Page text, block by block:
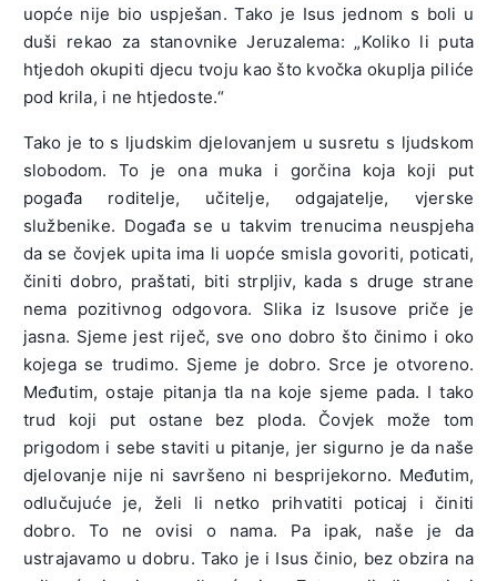
uopće nije bio uspješan. Tako je Isus jednom s boli u
duši rekao za stanovnike Jeruzalema: „Koliko li puta
htjedoh okupiti djecu tvoju kao što kvočka okuplja piliće
pod krila, i ne htjedoste.“
Tako je to s ljudskim djelovanjem u susretu s ljudskom
slobodom. To je ona muka i gorčina koja koji put
pogađa roditelje, učitelje, odgajatelje, vjerske
službenike. Događa se u takvim trenucima neuspjeha
da se čovjek upita ima li uopće smisla govoriti, poticati,
činiti dobro, praštati, biti strpljiv, kada s druge strane
nema pozitivnog odgovora. Slika iz Isusove priče je
jasna. Sjeme jest riječ, sve ono dobro što činimo i oko
kojega se trudimo. Sjeme je dobro. Srce je otvoreno.
Međutim, ostaje pitanja tla na koje sjeme pada. I tako
trud koji put ostane bez ploda. Čovjek može tom
prigodom i sebe staviti u pitanje, jer sigurno je da naše
djelovanje nije ni savršeno ni besprijekorno. Međutim,
odlučujuće je, želi li netko prihvatiti poticaj i činiti
dobro. To ne ovisi o nama. Pa ipak, naše je da
ustrajavamo u dobru. Tako je i Isus činio, bez obzira na